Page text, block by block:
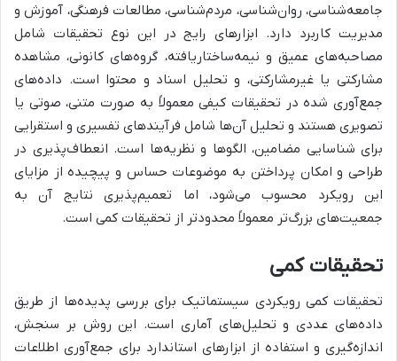
جامعه‌شناسی، روان‌شناسی، مردم‌شناسی، مطالعات فرهنگی، آموزش و
مدیریت کاربرد دارد. ابزارهای رایج در این نوع تحقیقات شامل
مصاحبه‌های عمیق و نیمه‌ساختاریافته، گروه‌های کانونی، مشاهده
مشارکتی یا غیرمشارکتی، و تحلیل اسناد و محتوا است. داده‌های
جمع‌آوری شده در تحقیقات کیفی معمولاً به صورت متنی، صوتی یا
تصویری هستند و تحلیل آن‌ها شامل فرآیندهای تفسیری و استقرایی
برای شناسایی مضامین، الگوها و نظریه‌ها است. انعطاف‌پذیری در
طراحی و امکان پرداختن به موضوعات حساس و پیچیده از مزایای
این رویکرد محسوب می‌شود، اما تعمیم‌پذیری نتایج آن به
جمعیت‌های بزرگ‌تر معمولاً محدودتر از تحقیقات کمی است.
تحقیقات کمی
تحقیقات کمی رویکردی سیستماتیک برای بررسی پدیده‌ها از طریق
داده‌های عددی و تحلیل‌های آماری است. این روش بر سنجش،
اندازه‌گیری و استفاده از ابزارهای استاندارد برای جمع‌آوری اطلاعات